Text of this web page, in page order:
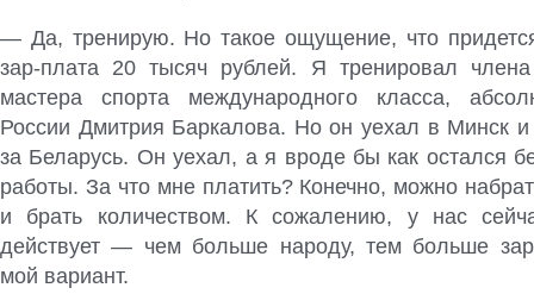
— Да, тренирую. Но такое ощущение, что
зар-плата 20 тысяч рублей. Я тренировал
мастера спорта международного класса,
России Дмитрия Баркалова. Но он уехал в Минск и
за Беларусь. Он уехал, а я вроде бы как остался
работы. За что мне платить? Конечно, можно
и брать количеством. К сожалению, у нас
действует — чем больше народу, тем больше
мой вариант.